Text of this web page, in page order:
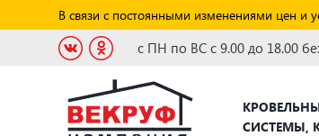
В связи с постоянными изменениями цен и
с ПН по ВС с 9.00 до 18.00
СИСТЕМЫ,